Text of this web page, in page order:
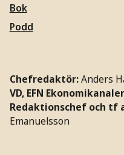
Bok
Podd
Chefredaktör:Anders
VD, EFN
Redaktionschef och tf
Emanuelsson